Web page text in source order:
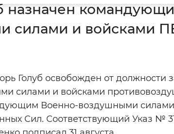
назначен
силами и войсками
Голуб освобожден от должности
силами и войсками
Военно-воздушными
Сил. Соответствующий Указ №